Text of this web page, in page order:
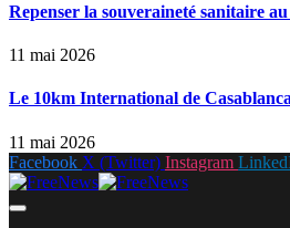
Repenser la souveraineté sanitaire
11 mai 2026
Le 10km International de
11 mai 2026
Facebook X (Twitter) Instagram